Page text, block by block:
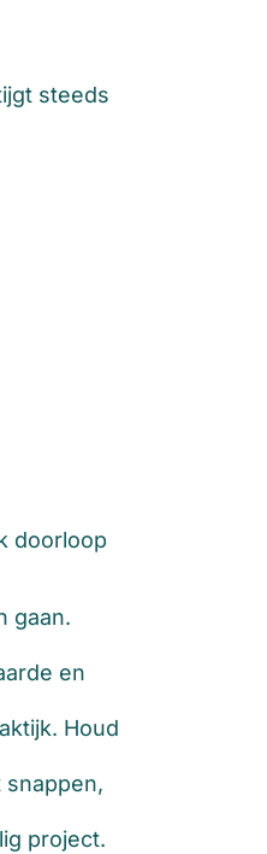
steeds
doorloop
gaan.
en
Houd
snappen,
project.